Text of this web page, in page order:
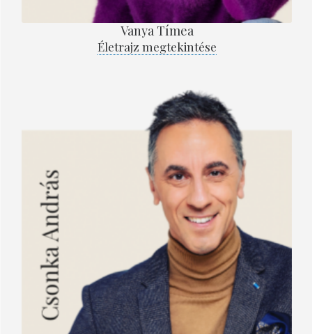
Vanya Tímea
Életrajz megtekintése